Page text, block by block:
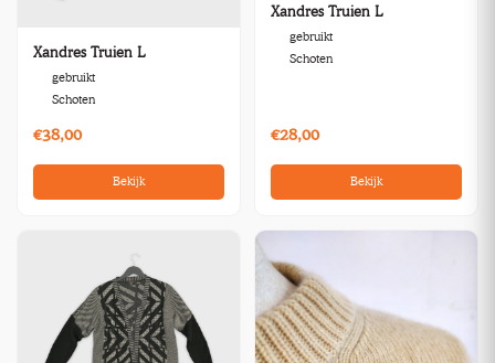
Xandres Truien L
gebruikt
Schoten
€38,00
Bekijk
Xandres Truien L
gebruikt
Schoten
€28,00
Bekijk